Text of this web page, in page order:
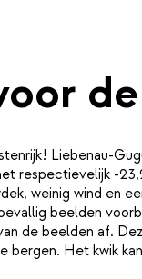
Liebenau-
respectievelijk -
weinig wind en
beelden
de beelden af.
bergen. Het kwik